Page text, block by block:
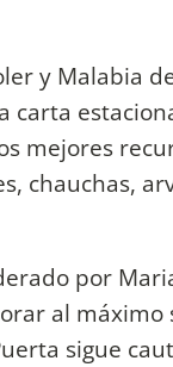
y Malabia
mejores
chauchas,
por
al
sigue